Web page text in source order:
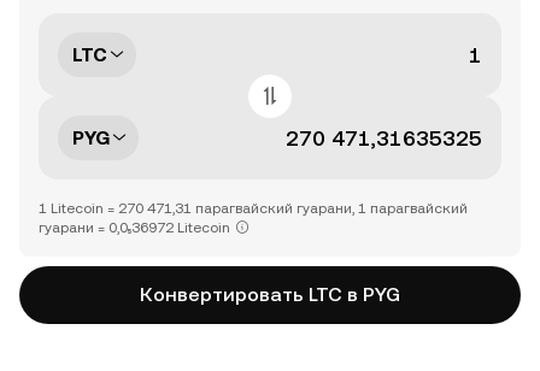
LTC
PYG
1 Litecoin = 270 471,31 парагвайский гуарани, 1 парагвайский
гуарани = 0,0₅36972 Litecoin
Конвертировать LTC в PYG